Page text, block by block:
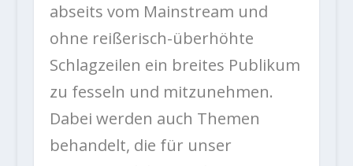
abseits vom Mainstream und
ohne reißerisch-überhöhte
Schlagzeilen ein breites Publikum
zu fesseln und mitzunehmen.
Dabei werden auch Themen
behandelt, die für unser